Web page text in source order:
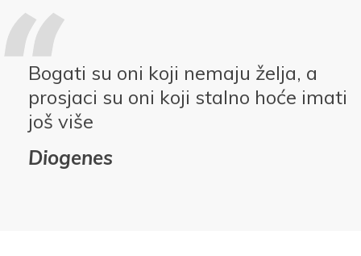
Bogati su oni koji nemaju želja, a
prosjaci su oni koji stalno hoće imati
još više
Diogenes